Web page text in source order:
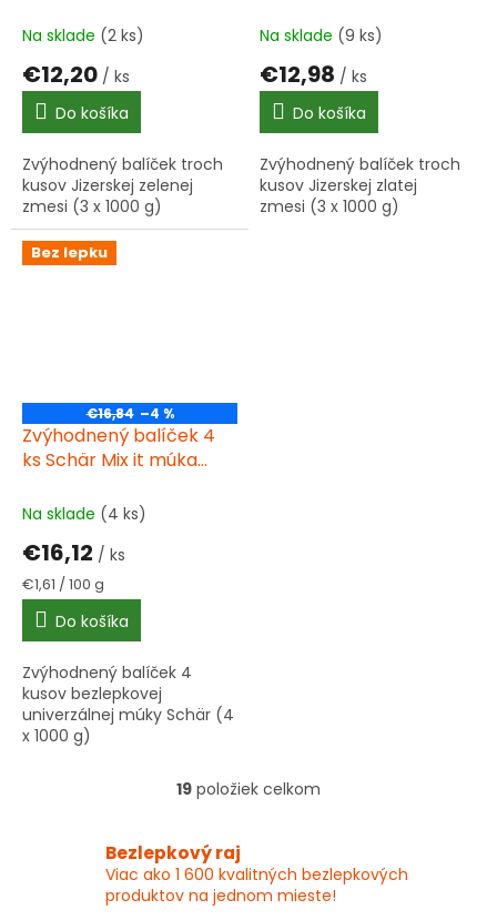
bezlepková univerzálna
Na sklade (2 ks)
€12,20 / ks
Do košíka
Zvýhodnený balíček troch
kusov Jizerskej zelenej
zmesi (3 x 1000 g)
bezlepková univerzálna
Na sklade (9 ks)
€12,98 / ks
Do košíka
Zvýhodnený balíček troch
kusov Jizerskej zlatej
zmesi (3 x 1000 g)
Bez lepku
€16,84 –4 %
Zvýhodnený balíček 4
ks Schär Mix it múka
Na sklade (4 ks)
€16,12 / ks
Jednotková
cena:
€1,61 / 100 g
Do košíka
Zvýhodnený balíček 4
kusov bezlepkovej
univerzálnej múky Schär (4
x 1000 g)
O
á
d
a
19 položiek celkom
Bezlepkový raj
Viac ako 1 600 kvalitných bezlepkových
produktov na jednom mieste!